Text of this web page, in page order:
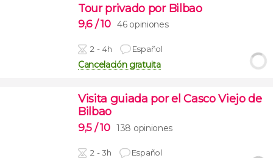
Tour privado por Bilbao
9,6 / 10 46 opiniones
2 - 4h Español
Cancelación gratuita
Visita guiada por el Casco Viejo de
Bilbao
9,5 / 10 138 opiniones
2 - 3h Español